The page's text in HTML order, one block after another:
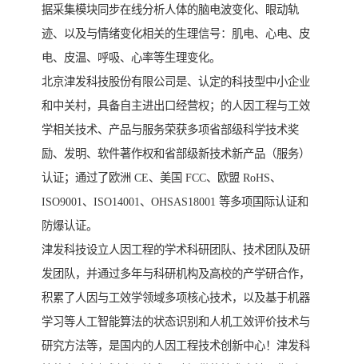
据采集模块同步在线分析人体的脑电波变化、眼动轨
迹、以及与情绪变化相关的生理信号：肌电、心电、皮
电、皮温、呼吸、心率等生理变化。
北京津发科技股份有限公司是、认定的科技型中小企业
和中关村，具备自主进出口经营权；的人因工程与工效
学相关技术、产品与服务荣获多项省部级科学技术奖
励、发明、软件著作权和省部级新技术新产品（服务）
认证；通过了欧洲 CE、美国 FCC、欧盟 RoHS、
ISO9001、ISO14001、OHSAS18001 等多项国际认证和
防爆认证。
津发科技设立人因工程的学术科研团队、技术团队及研
发团队，并通过多年与科研机构及高校的产学研合作，
积累了人因与工效学领域多项核心技术，以及基于机器
学习等人工智能算法的状态识别和人机工效评价技术与
研究方法等，是国内的人因工程技术创新中心！津发科